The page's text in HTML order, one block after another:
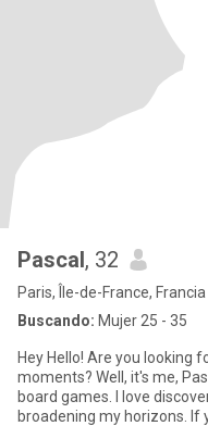
Pascal, 32
Paris, Île-de-France, Francia
Buscando: Mujer 25 - 35
Hey Hello! Are you looking for someone special to share unique
moments? Well, it's me, Pascal! Actor, and lover of good food and
board games. I love discovering new cultures, travel, and